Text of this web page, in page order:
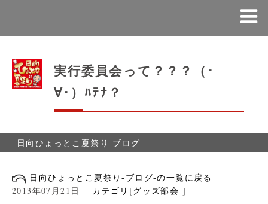
実行委員会って？？？（･
∀･）ﾊﾃﾅ？
日向ひょっとこ夏祭り-ブログ-
日向ひょっとこ夏祭り-ブログ-の一覧に戻る
2013年07月21日
カテゴリ[グッズ部会 ]